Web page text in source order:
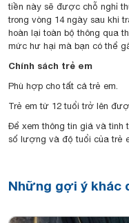
tiền này sẽ được chỗ nghỉ
trong vòng 14 ngày sau khi
hoàn lại toàn bộ thông qua
mức hư hại mà bạn có thể
Chính sách trẻ em
Phù hợp cho tất cả trẻ em.
Trẻ em từ 12 tuổi trở lên
Để xem thông tin giá và tình
số lượng và độ tuổi của trẻ
Những gợi ý khác